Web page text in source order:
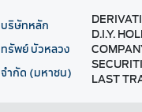
บริษัทหลัก
ทรัพย์ บัวหลวง
จำกัด (มหาชน)
D.I.Y.
LAST